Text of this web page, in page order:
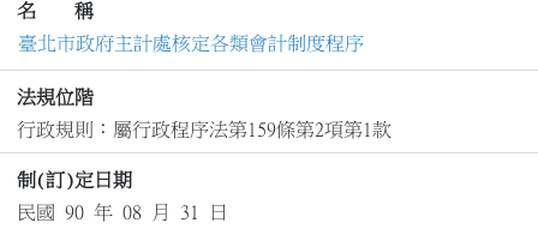
名 稱
臺北市政府主計處核定各類會計制度程序
法規位階
行政規則：屬行政程序法第159條第2項第1款
制(訂)定日期
民國 90 年 08 月 31 日